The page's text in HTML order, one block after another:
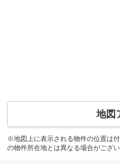
地図
※地図上に表示される物件の位置は
の物件所在地とは異なる場合がござい